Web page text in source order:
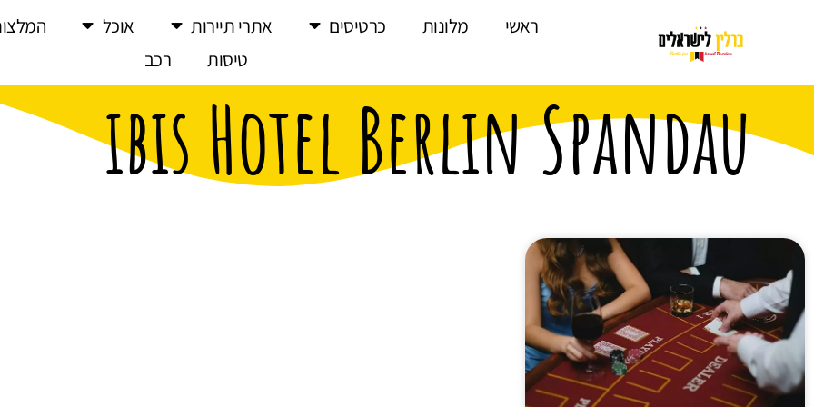
ראשי מלונות כרטיסים אתרי תיירות אוכל
טיסות
רכב
ibis Hotel Berlin Spandau